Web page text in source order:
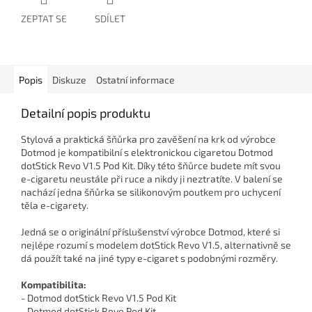
ZEPTAT SE SDÍLET
Popis Diskuze Ostatní informace
Detailní popis produktu
Stylová a praktická šňůrka pro zavěšení na krk od výrobce
Dotmod je kompatibilní s elektronickou cigaretou Dotmod
dotStick Revo V1.5 Pod Kit. Díky této šňůrce budete mít svou
e-cigaretu neustále při ruce a nikdy ji neztratíte. V balení se
nachází jedna šňůrka se silikonovým poutkem pro uchycení
těla e-cigarety.
Jedná se o originální příslušenství výrobce Dotmod, které si
nejlépe rozumí s modelem dotStick Revo V1.5, alternativně se
dá použít také na jiné typy e-cigaret s podobnými rozměry.
Kompatibilita:
- Dotmod dotStick Revo V1.5 Pod Kit